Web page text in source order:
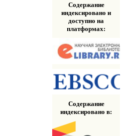
Содержание
индексировано и
доступно на
платформах:
Содержание
индексировано в: